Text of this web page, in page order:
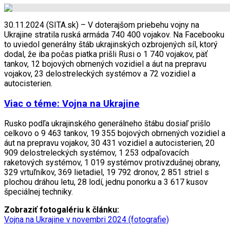
30.11.2024 (SITA.sk) – V doterajšom priebehu vojny na
Ukrajine stratila ruská armáda 740 400 vojakov. Na Facebooku
to uviedol generálny štáb ukrajinských ozbrojených síl, ktorý
dodal, že iba počas piatka prišli Rusi o 1 740 vojakov, päť
tankov, 12 bojových obrnených vozidiel a áut na prepravu
vojakov, 23 delostreleckých systémov a 72 vozidiel a
autocisterien.
Viac o téme: Vojna na Ukrajine
Rusko podľa ukrajinského generálneho štábu dosiaľ prišlo
celkovo o 9 463 tankov, 19 355 bojových obrnených vozidiel a
áut na prepravu vojakov, 30 431 vozidiel a autocisterien, 20
909 delostreleckých systémov, 1 253 odpaľovacích
raketových systémov, 1 019 systémov protivzdušnej obrany,
329 vrtuľníkov, 369 lietadiel, 19 792 dronov, 2 851 striel s
plochou dráhou letu, 28 lodí, jednu ponorku a 3 617 kusov
špeciálnej techniky.
Zobraziť fotogalériu k článku:
Vojna na Ukrajine v novembri 2024 (fotografie)